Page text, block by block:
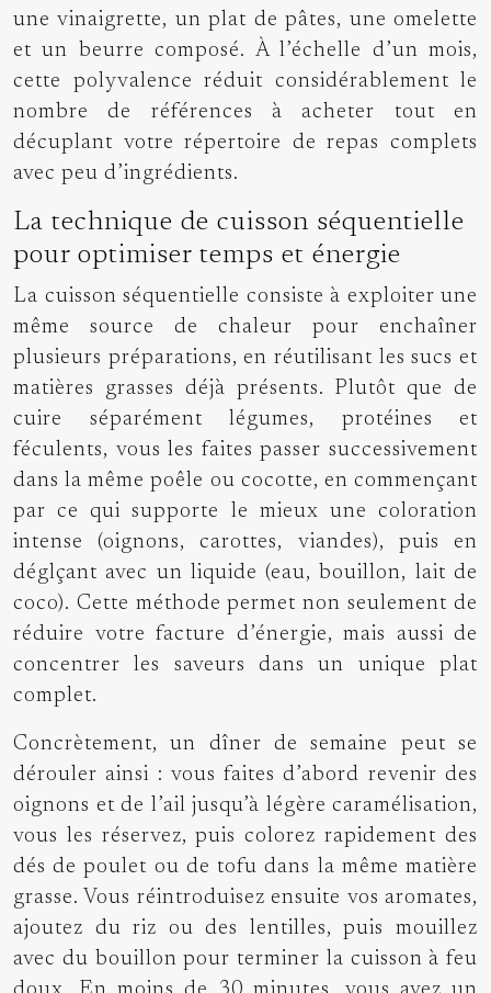
une vinaigrette, un plat de pâtes, une omelette
et un beurre composé. À l’échelle d’un mois,
cette polyvalence réduit considérablement le
nombre de références à acheter tout en
décuplant votre répertoire de repas complets
avec peu d’ingrédients.
La technique de cuisson séquentielle
pour optimiser temps et énergie
La cuisson séquentielle consiste à exploiter une
même source de chaleur pour enchaîner
plusieurs préparations, en réutilisant les sucs et
matières grasses déjà présents. Plutôt que de
cuire séparément légumes, protéines et
féculents, vous les faites passer successivement
dans la même poêle ou cocotte, en commençant
par ce qui supporte le mieux une coloration
intense (oignons, carottes, viandes), puis en
déglçant avec un liquide (eau, bouillon, lait de
coco). Cette méthode permet non seulement de
réduire votre facture d’énergie, mais aussi de
concentrer les saveurs dans un unique plat
complet.
Concrètement, un dîner de semaine peut se
dérouler ainsi : vous faites d’abord revenir des
oignons et de l’ail jusqu’à légère caramélisation,
vous les réservez, puis colorez rapidement des
dés de poulet ou de tofu dans la même matière
grasse. Vous réintroduisez ensuite vos aromates,
ajoutez du riz ou des lentilles, puis mouillez
avec du bouillon pour terminer la cuisson à feu